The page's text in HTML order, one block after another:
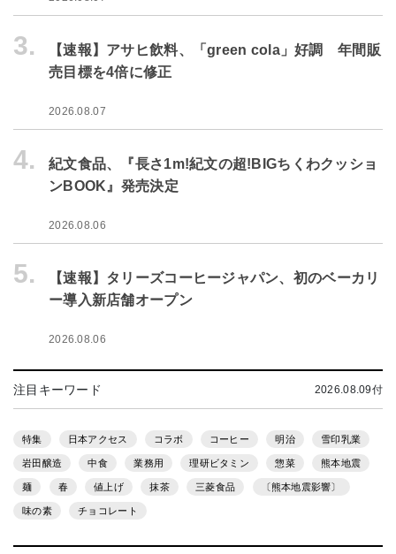
3.
【速報】アサヒ飲料、「green cola」好調 年間販
売目標を4倍に修正
2026.08.07
4.
紀文食品、『長さ1m!紀文の超!BIGちくわクッショ
ンBOOK』発売決定
2026.08.06
5.
【速報】タリーズコーヒージャパン、初のベーカリ
ー導入新店舗オープン
2026.08.06
注目キーワード 2026.08.09付
特集 日本アクセス コラボ コーヒー 明治 雪印乳業
岩田醸造 中食 業務用 理研ビタミン 惣菜 熊本地震
麺 春 値上げ 抹茶 三菱食品 〔熊本地震影響〕
味の素 チョコレート